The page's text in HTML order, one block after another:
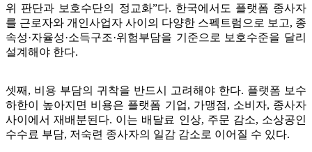
위 판단과 보호수단의 정교화”다. 한국에서도 플랫폼 종사자
를 근로자와 개인사업자 사이의 다양한 스펙트럼으로 보고, 종
속성·자율성·소득구조·위험부담을 기준으로 보호수준을 달리
설계해야 한다.
셋째, 비용 부담의 귀착을 반드시 고려해야 한다. 플랫폼 보수
하한이 높아지면 비용은 플랫폼 기업, 가맹점, 소비자, 종사자
사이에서 재배분된다. 이는 배달료 인상, 주문 감소, 소상공인
수수료 부담, 저숙련 종사자의 일감 감소로 이어질 수 있다.